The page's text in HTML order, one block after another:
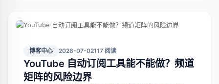
博客中心 2026-07-02117 阅读
YouTube 自动订阅工具能不能做？频道
矩阵的风险边界